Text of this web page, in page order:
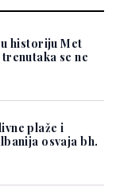
historiju Met
se ne
plaže i
osvaja bh.